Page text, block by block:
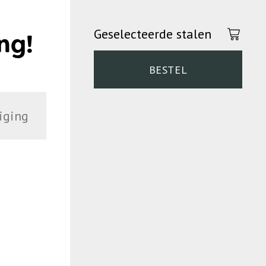
Geselecteerde stalen
BESTEL